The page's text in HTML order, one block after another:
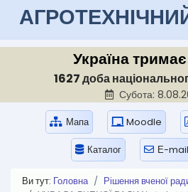
Україна
1627 доба
Субота:
Мапа Moodle
Каталог Е-mail
Ви тут: Головна
Рішення вченої